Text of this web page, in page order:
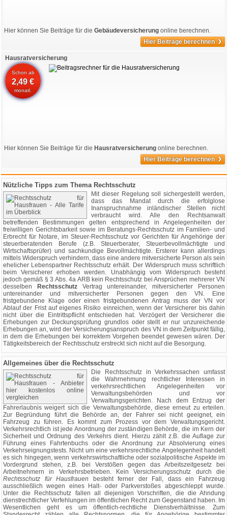
Hier können Sie Beiträge für die Gebäudeversicherung online berechnen.
Hier Beiträge berechnen ›
Hausratversicherung
Schon ab
2,49 €
monatl.
Hier können Sie Beiträge für die Hausratversicherung online berechnen.
Hier Beiträge berechnen ›
Nützliche Tipps zum Thema Rechtsschutz
Mit dieser Regelung soll sichergestellt werden,
dass das Mandat durch die erfolglose
Inanspruchnahme inländischer Stellen nicht
verbraucht wird. Alle den Rechtsanwalt
betreffenden Bestimmungen gelten entsprechend in Angelegenheiten der
freiwilligen Gerichtsbarkeit sowie im Beratungs-Rechtsschutz im Familien- und
Erbrecht für Notare, im Steuer-Rechtsschutz vor Gerichten für Angehörige der
steuerberatenden Berufe (z.B. Steuerberater, Steuerbevollmächtigte und
Wirtschaftsprüfer) und sachkundige Bevollmächtigte. Ersterer kann allerdings
mittels Widerspruch verhindern, dass eine andere mitversicherte Person als sein
ehelicher Lebenspartner Rechtsschutz erhält. Der Widerspruch muss schriftlich
beim Versicherer erhoben werden. Unabhängig vom Widerspruch besteht
jedoch gemäß § 3 Abs. 4a ARB kein Rechtsschutz bei Ansprüchen mehrerer VN
desselben
RechtsschutzVertrag untereinander, mitversicherter Personen
untereinander und mitversicherter Personen gegen den VN. Eine
fristgebundene Klage oder einen fristgebundenen Antrag muss der VN vor
Ablauf der Frist auf eigenes Risiko einreichen, wenn der Versicherer bis dahin
nicht über die Eintrittspflicht entschieden hat. Verzögert der Versicherer die
Erhebungen zur Deckungsprüfung grundlos oder stellt er nur unzureichende
Erhebungen an, wird der Versicherungsanspruch des VN in dem Zeitpunkt fällig,
in dem die Erhebungen bei korrektem Vorgehen beendet gewesen wären. Der
Tätigkeitsbereich der Rechtsschutz erstreckt sich nicht auf die Besorgung.
Allgemeines über die Rechtsschutz
Die Rechtsschutz in Verkehrssachen umfasst
die Wahrnehmung rechtlicher Interessen in
verkehrsrechtlichen Angelegenheiten vor
Verwaltungsbehörden und vor
Verwaltungsgerichten. Nach dem Entzug der
Fahrerlaubnis weigert sich die Verwaltungsbehörde, diese erneut zu erteilen.
Zur Begründung führt die Behörde an, der Fahrer sei nicht geeignet, ein
Fahrzeug zu führen. Es kommt zum Prozess vor dem Verwaltungsgericht.
Verkehrsrechtlich ist jede Anordnung der zuständigen Behörde, die im Kern der
Sicherheit und Ordnung des Verkehrs dient. Hierzu zählt z.B. die Auflage zur
Führung eines Fahrtenbuchs oder die Anordnung zur Absolvierung eines
Verkehrseignungstests. Nicht um eine verkehrsrechtliche Angelegenheit handelt
es sich hingegen, wenn verkehrswirtschaftliche oder sozialpolitische Aspekte im
Vordergrund stehen, z.B. bei Verstößen gegen das Arbeitszeitgesetz bei
Arbeitnehmern in Verkehrsbetrieben. Kein Versicherungsschutz durch die
Rechtsschutz für Hausfrauen besteht ferner der Fall, dass ein Fahrzeug
ausschließlich wegen eines Halt- oder Parkverstoßes abgeschleppt wurde.
Unter die Rechtsschutz fallen all diejenigen Vorschriften, die die Ahndung
dienstrechtlicher Verfehlungen im öffentlichen Recht zum Gegenstand haben. Im
Wesentlichen geht es um öffentlich-rechtliche Dienstverhältnisse. Zum